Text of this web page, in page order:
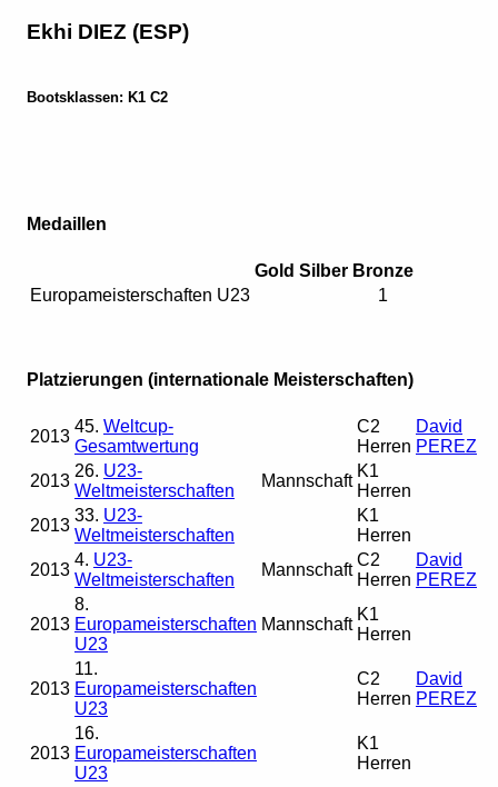
Ekhi DIEZ (ESP)
Bootsklassen: K1 C2
Medaillen
Gold Silber Bronze
Europameisterschaften U23
1
Platzierungen (internationale Meisterschaften)
2013
45. Weltcup-
Gesamtwertung
C2
Herren
David
PEREZ
2013
26. U23-
Weltmeisterschaften
Mannschaft
K1
Herren
2013
33. U23-
Weltmeisterschaften
K1
Herren
2013
4. U23-
Weltmeisterschaften
Mannschaft
C2
Herren
David
PEREZ
2013
8.
Europameisterschaften
U23
Mannschaft
K1
Herren
2013
11.
Europameisterschaften
U23
C2
Herren
David
PEREZ
2013
16.
Europameisterschaften
U23
K1
Herren